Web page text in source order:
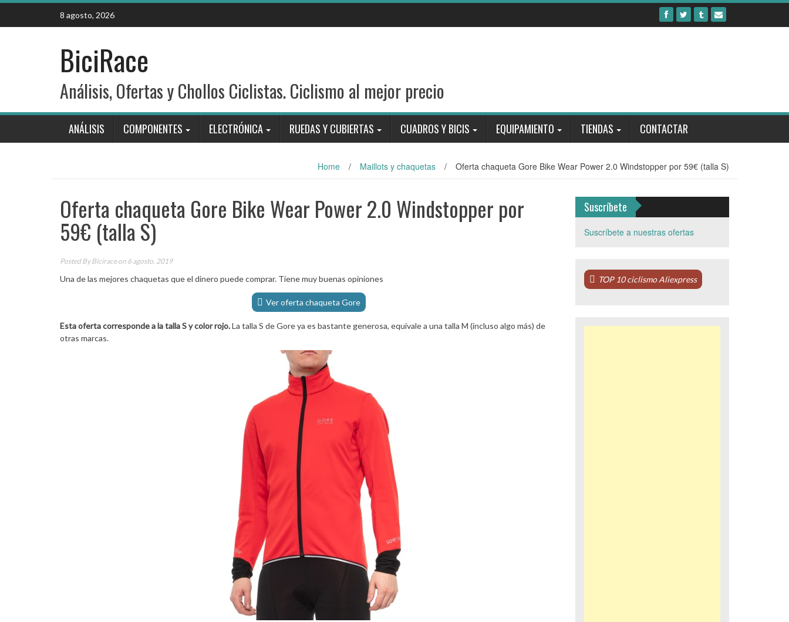
Skip
content
8 agosto, 2026
BiciRace
Análisis, Ofertas y Chollos Ciclistas. Ciclismo al mejor precio
ANÁLISIS COMPONENTES ELECTRÓNICA RUEDAS Y CUBIERTAS CUADROS Y BICIS EQUIPAMIENTO TIENDAS CONTACTAR
Home / Maillots y chaquetas / Oferta chaqueta Gore Bike Wear Power 2.0 Windstopper por 59€ (talla S)
Oferta chaqueta Gore Bike Wear Power 2.0 Windstopper por
59€ (talla S)
Posted ByBiciraceon 6 agosto, 2019
Una de las mejores chaquetas que el dinero puede comprar. Tiene muy buenas opiniones
Ver oferta chaqueta Gore
Esta oferta corresponde a la talla S y color rojo.La talla S de Gore ya es bastante generosa, equivale a una talla M (incluso algo más) de
otras marcas.
Suscríbete
Suscríbete a nuestras ofertas
TOP 10 ciclismo Aliexpress